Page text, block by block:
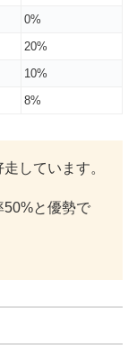
0%
20%
10%
8%
しています。
50%と優勢で